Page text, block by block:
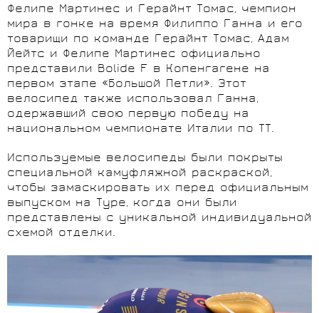
Фелипе Мартинес и Герайнт Томас, чемпион
мира в гонке на время Филиппо Ганна и его
товарищи по команде Герайнт Томас, Адам
Йейтс и Фелипе Мартинес официально
представили Bolide F в Копенгагене на
первом этапе «Большой Петли». Этот
велосипед также использовал Ганна,
одержавший свою первую победу на
национальном чемпионате Италии по ТТ.
Используемые велосипеды были покрыты
специальной камуфляжной раскраской,
чтобы замаскировать их перед официальным
выпуском на Туре, когда они были
представлены с уникальной индивидуальной
схемой отделки.